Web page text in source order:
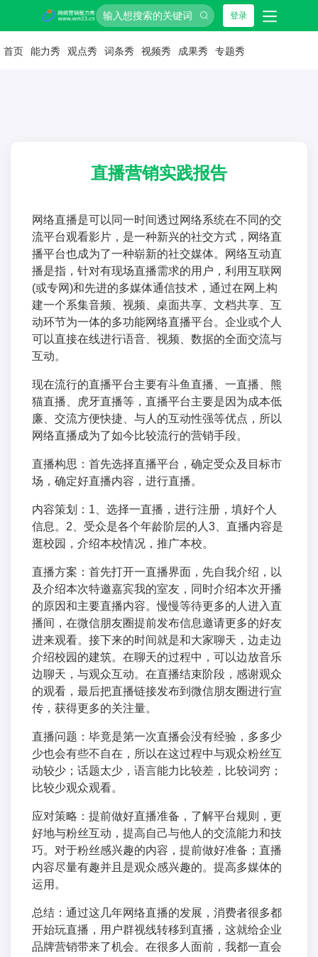
登录
首页 能力秀 观点秀 词条秀 视频秀 成果秀 专题秀
直播营销实践报告
网络直播是可以同一时间透过网络系统在不同的交
流平台观看影片，是一种新兴的社交方式，网络直
播平台也成为了一种崭新的社交媒体。网络互动直
播是指，针对有现场直播需求的用户，利用互联网
(或专网)和先进的多媒体通信技术，通过在网上构
建一个系集音频、视频、桌面共享、文档共享、互
动环节为一体的多功能网络直播平台。企业或个人
可以直接在线进行语音、视频、数据的全面交流与
互动。
现在流行的直播平台主要有斗鱼直播、一直播、熊
猫直播、虎牙直播等，直播平台主要是因为成本低
廉、交流方便快捷、与人的互动性强等优点，所以
网络直播成为了如今比较流行的营销手段。
直播构思：首先选择直播平台，确定受众及目标市
场，确定好直播内容，进行直播。
内容策划：1、选择一直播，进行注册，填好个人
信息。2、受众是各个年龄阶层的人3、直播内容是
逛校园，介绍本校情况，推广本校。
直播方案：首先打开一直播界面，先自我介绍，以
及介绍本次特邀嘉宾我的室友，同时介绍本次开播
的原因和主要直播内容。慢慢等待更多的人进入直
播间，在微信朋友圈提前发布信息邀请更多的好友
进来观看。接下来的时间就是和大家聊天，边走边
介绍校园的建筑。在聊天的过程中，可以边放音乐
边聊天，与观众互动。在直播结束阶段，感谢观众
的观看，最后把直播链接发布到微信朋友圈进行宣
传，获得更多的关注量。
直播问题：毕竟是第一次直播会没有经验，多多少
少也会有些不自在，所以在这过程中与观众粉丝互
动较少；话题太少，语言能力比较差，比较词穷；
比较少观众观看。
应对策略：提前做好直播准备，了解平台规则，更
好地与粉丝互动，提高自己与他人的交流能力和技
巧。对于粉丝感兴趣的内容，提前做好准备；直播
内容尽量有趣并且是观众感兴趣的。提高多媒体的
运用。
总结：通过这几年网络直播的发展，消费者很多都
开始玩直播，用户群视线转移到直播，这就给企业
品牌营销带来了机会。在很多人面前，我都一直会